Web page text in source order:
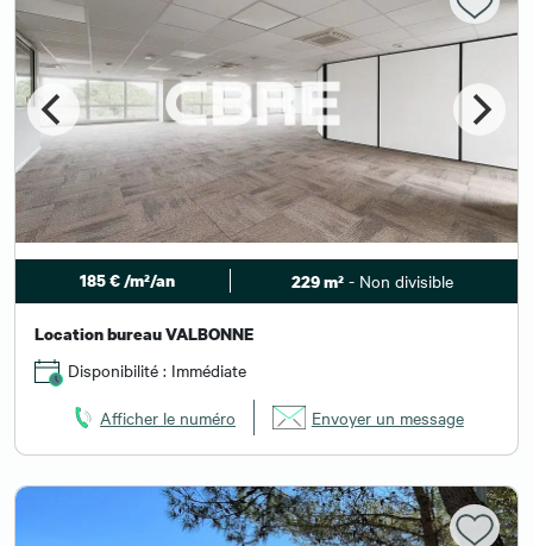
185 € /m²/an 229 m² - Non divisible
Location bureau VALBONNE
Disponibilité : Immédiate
Afficher le numéro Envoyer un message